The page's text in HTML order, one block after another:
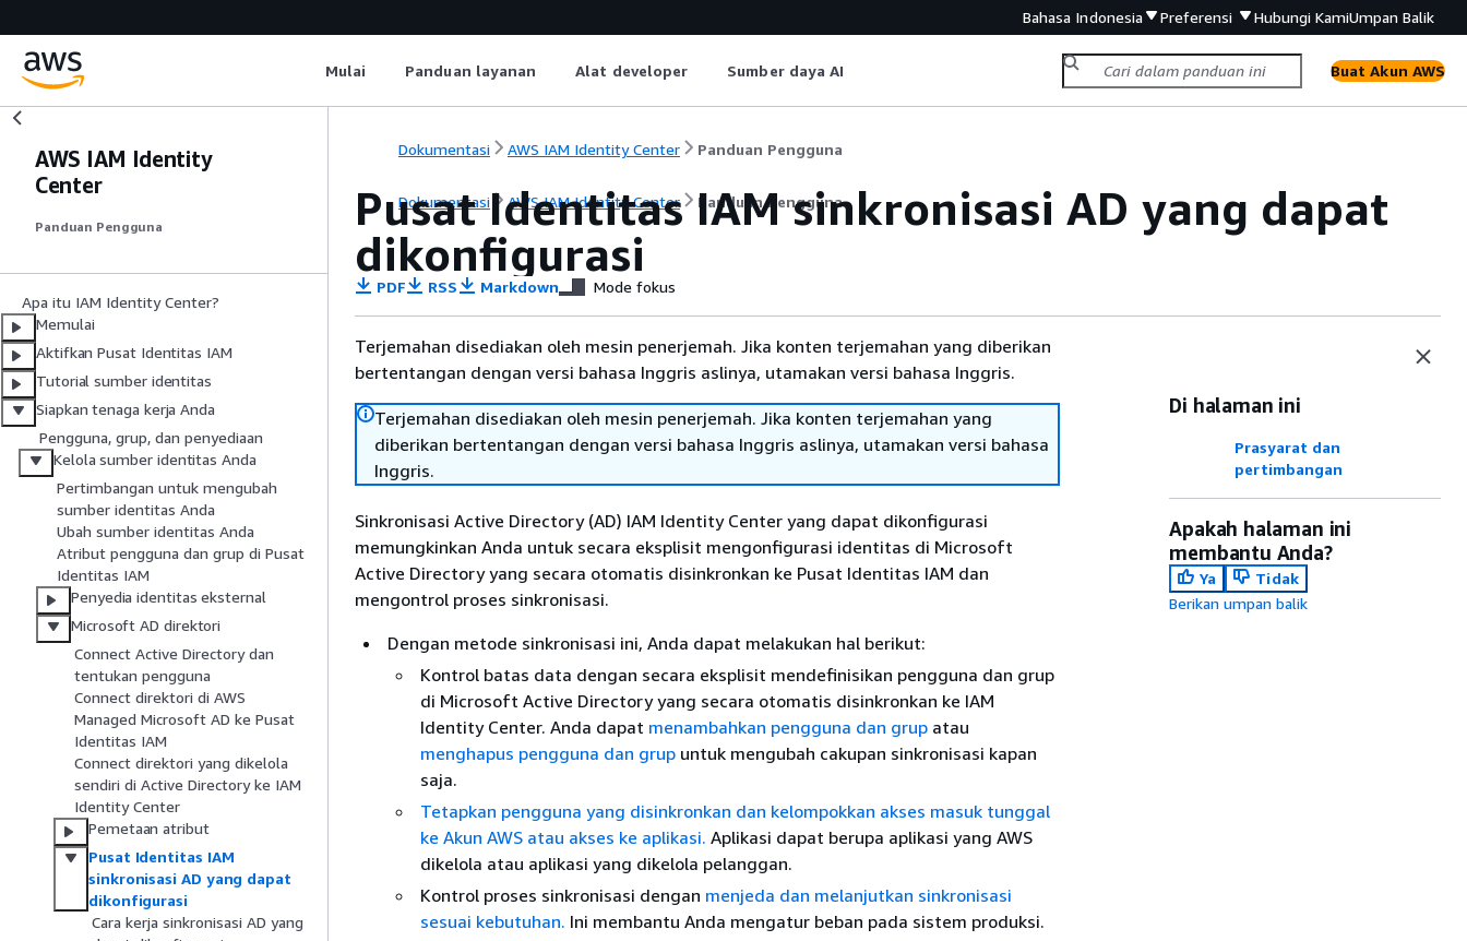
Bahasa Indonesia Preferensi Hubungi KamiUmpan Balik
Mulai Panduan layanan Alat developer Sumber daya AI Buat Akun AWS
AWS IAM Identity
Center
Panduan Pengguna
Apa itu IAM Identity Center?
Memulai
Aktifkan Pusat Identitas IAM
Tutorial sumber identitas
Siapkan tenaga kerja Anda
Pengguna, grup, dan penyediaan
Kelola sumber identitas Anda
Pertimbangan untuk mengubah
sumber identitas Anda
Ubah sumber identitas Anda
Atribut pengguna dan grup di Pusat
Identitas IAM
Penyedia identitas eksternal
Microsoft AD direktori
Connect Active Directory dan
tentukan pengguna
Connect direktori di AWS
Managed Microsoft AD ke Pusat
Identitas IAM
Connect direktori yang dikelola
sendiri di Active Directory ke IAM
Identity Center
Pemetaan atribut
Pusat Identitas IAM
sinkronisasi AD yang dapat
dikonfigurasi
Cara kerja sinkronisasi AD yang
Dokumentasi AWS IAM Identity Center Panduan Pengguna
Dokumentasi AWS IAM Identity Center Panduan Pengguna
Pusat Identitas IAM sinkronisasi AD yang dapat
dikonfigurasi
PDF RSS Markdown Mode fokus
Terjemahan disediakan oleh mesin penerjemah. Jika konten terjemahan yang diberikan
bertentangan dengan versi bahasa Inggris aslinya, utamakan versi bahasa Inggris.
Terjemahan disediakan oleh mesin penerjemah. Jika konten terjemahan yang
diberikan bertentangan dengan versi bahasa Inggris aslinya, utamakan versi bahasa
Inggris.
Sinkronisasi Active Directory (AD) IAM Identity Center yang dapat dikonfigurasi
memungkinkan Anda untuk secara eksplisit mengonfigurasi identitas di Microsoft
Active Directory yang secara otomatis disinkronkan ke Pusat Identitas IAM dan
mengontrol proses sinkronisasi.
Dengan metode sinkronisasi ini, Anda dapat melakukan hal berikut:
Kontrol batas data dengan secara eksplisit mendefinisikan pengguna dan grup
di Microsoft Active Directory yang secara otomatis disinkronkan ke IAM
Identity Center. Anda dapat menambahkan pengguna dan grup atau
menghapus pengguna dan grup untuk mengubah cakupan sinkronisasi kapan
saja.
Tetapkan pengguna yang disinkronkan dan kelompokkan akses masuk tunggal
ke Akun AWS atau akses ke aplikasi. Aplikasi dapat berupa aplikasi yang AWS
dikelola atau aplikasi yang dikelola pelanggan.
Kontrol proses sinkronisasi dengan menjeda dan melanjutkan sinkronisasi
sesuai kebutuhan. Ini membantu Anda mengatur beban pada sistem produksi.
Di halaman ini
Prasyarat dan
pertimbangan
Apakah halaman ini
membantu Anda?
Ya
Tidak
Berikan umpan balik